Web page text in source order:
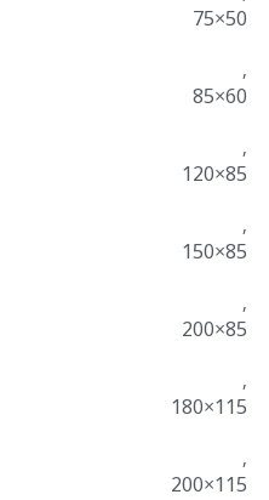
50×75
,
60×85
,
85×120
,
85×150
,
85×200
,
115×180
,
115×200